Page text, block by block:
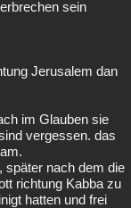
sein
Jerusalem dan
im Glauben sie
vergessen. das
später nach dem die
richtung Kabba zu
hatten und frei